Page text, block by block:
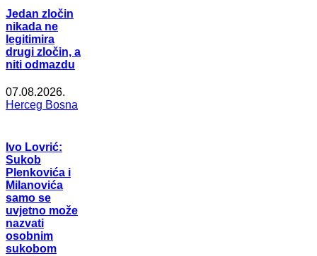
Jedan zločin
nikada ne
legitimira
drugi zločin, a
niti odmazdu
07.08.2026.
Herceg Bosna
Ivo Lovrić:
Sukob
Plenkovića i
Milanovića
samo se
uvjetno može
nazvati
osobnim
sukobom